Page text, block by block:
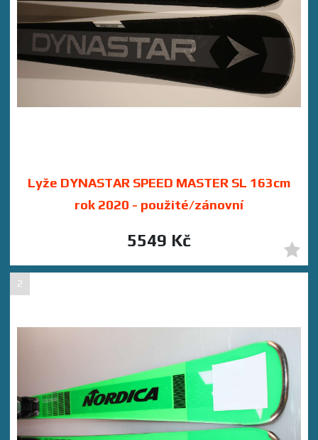
Lyže DYNASTAR SPEED MASTER SL 163cm
rok 2020 - použité/zánovní
5549 Kč
2